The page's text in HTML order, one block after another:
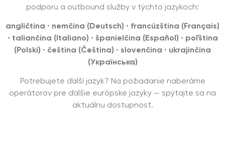
podporu a outbound služby v týchto jazykoch:
angličtina · nemčina (Deutsch) · francúzština (Français)
· taliančina (Italiano) · španielčina (Español) · poľština
(Polski) · čeština (Čeština) · slovenčina · ukrajinčina
(Українська)
Potrebujete ďalší jazyk? Na požiadanie naberáme
operátorov pre ďalšie európske jazyky — spýtajte sa na
aktuálnu dostupnosť.